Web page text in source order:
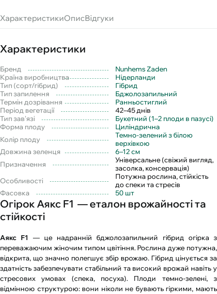
ХарактеристикиОписВідгуки
Характеристики
Бренд
Nunhems Zaden
Країна виробництва
Нідерланди
Тип (сорт/гібрид)
Гібрид
Тип запилення
Бджолозапильний
Термін дозрівання
Ранньостиглий
Період вегетації
42–45 днів
Тип зав'язі
Букетний (1–2 плоди в пазусі)
Форма плоду
Циліндрична
Колір плоду
Темно-зелений з білою
верхівкою
Довжина зеленця
6–12 см
Призначення
Універсальне (свіжий вигляд,
засолка, консервація)
Особливості
Потужна рослина, стійкість
до спеки та стресів
Фасовка
50 шт
Огірок Аякс F1 — еталон врожайності та
стійкості
Аякс F1 — це надранній бджолозапильний гібрид огірка з
переважаючим жіночим типом цвітіння. Рослина дуже потужна,
відкрита, що значно полегшує збір врожаю. Гібрид цінується за
здатність забезпечувати стабільний та високий врожай навіть у
стресових умовах (спека, посуха). Плоди темно-зелені, з
відмінною структурою: вони ніколи не бувають гіркими, мають